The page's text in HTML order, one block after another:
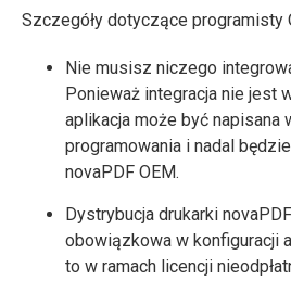
Szczegóły dotyczące programisty
Nie musisz niczego
Ponieważ integracja nie jest
aplikacja może być napisana
programowania i nadal
novaPDF OEM.
Dystrybucja drukarki
obowiązkowa w konfiguracji
to w ramach licencji